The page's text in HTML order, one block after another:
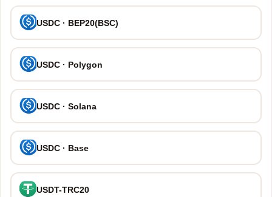
USDC · BEP20(BSC)
USDC · Polygon
USDC · Solana
USDC · Base
USDT-TRC20